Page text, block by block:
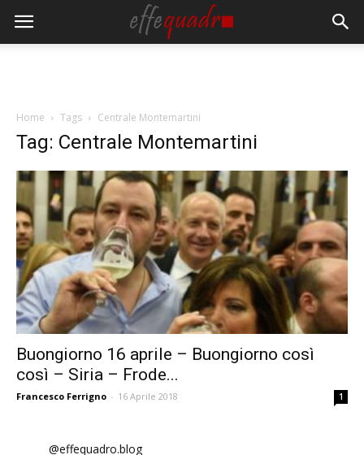
Home Tags Centrale Montemartini
Tag: Centrale Montemartini
Buongiorno 16 aprile – Buongiorno così
così – Siria – Frode...
Francesco Ferrigno - 16 Aprile 2018 1
@effequadro.blog